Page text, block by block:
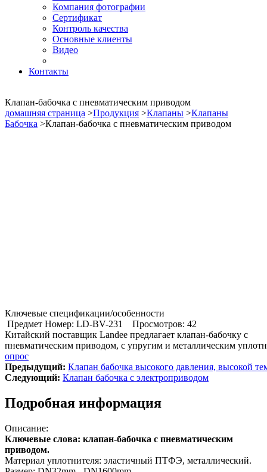
Компания фотографии
Сертификат
Контроль качества
Основные клиенты
Видео
Контакты
Клапан-бабочка с пневматическим приводом
домашняя страница >Продукция >Клапаны >Клапаны
Бабочка >Клапан-бабочка с пневматическим приводом
Ключевые спецификации/особенности
Предмет Номер: LD-BV-231
Просмотров: 42
Китайский поставщик Landee предлагает клапан-бабочку с
пневматическим приводом, с упругим и металлическим
опрос
Предыдущий: Клапан бабочка высокого давления, высокой
Cледующий: Клапан бабочка с электроприводом
Подробная информация
Описание:
Ключевые слова: клапан-бабочка с пневматическим
приводом.
Материал уплотнителя: эластичный ПТФЭ, металлический.